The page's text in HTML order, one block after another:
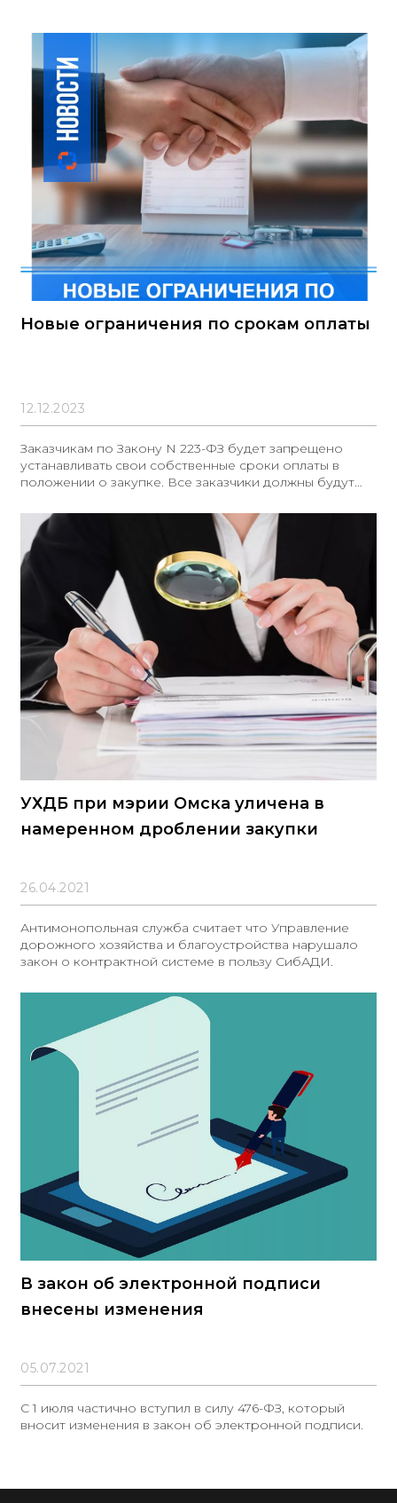
Новые ограничения по срокам оплаты
12.12.2023
Заказчикам по Закону N 223-ФЗ будет запрещено
устанавливать свои собственные сроки оплаты в
положении о закупке. Все заказчики должны будут
срок оплаты не должен превышать 7 рабочих дней с
даты приемки. Однако есть исключения, когда для
нужд обороны и безопасности страны в законе или
акте правительства установлен иной срок.
Предполагается, что новые правила вступят в силу с
момента их опубликования в виде закона
УХДБ при мэрии Омска уличена в
намеренном дроблении закупки
26.04.2021
Антимонопольная служба считает что Управление
дорожного хозяйства и благоустройства нарушало
закон о контрактной системе в пользу СибАДИ.
В закон об электронной подписи
внесены изменения
05.07.2021
С 1 июля частично вступил в силу 476-ФЗ, который
вносит изменения в закон об электронной подписи.